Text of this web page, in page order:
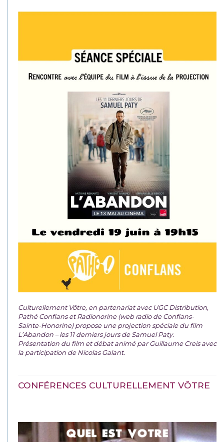
Culturellement Vôtre, en partenariat avec UGC Distribution,
Pathé Conflans et Radionorine (web radio de Conflans-
Sainte-Honorine) propose une projection spéciale du film
L’Abandon – les 11 derniers jours de Samuel Paty.
Présentation du film et débat animé par Guillaume Creis avec
la participation de Nicolas Galant.
CONFÉRENCES CULTURELLEMENT VÔTRE